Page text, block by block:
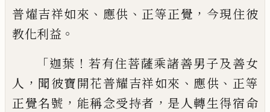
普燿吉祥如來 、 應供 、 正等正覺 ， 今現住彼
教化利益 。
「迦葉 ！ 若有住菩薩乘諸善男子及善女
人 ， 聞彼寶開花普耀吉祥如來 、 應供 、 正等
正覺名號 ， 能稱念受持者 ， 是人轉生得宿命